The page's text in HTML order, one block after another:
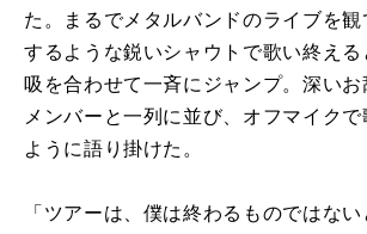
た。まるでメタルバンドのライブを
するような鋭いシャウトで歌い終え
吸を合わせて一斉にジャンプ。深いお
メンバーと一列に並び、オフマイク
ように語り掛けた。
「ツアーは、僕は終わるものではない